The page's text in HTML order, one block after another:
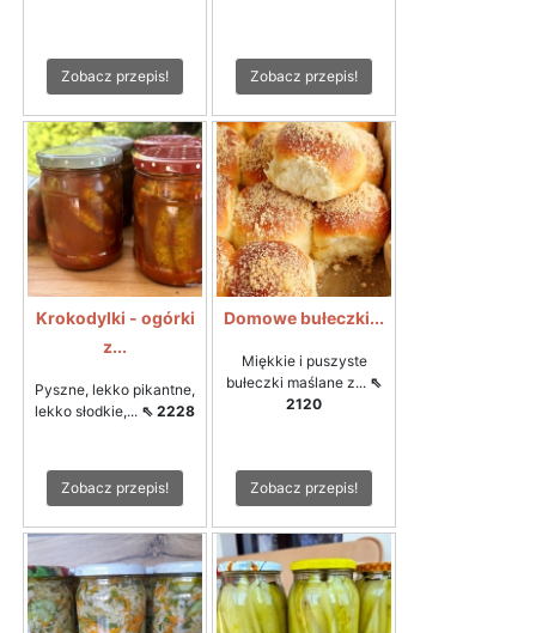
Zobacz przepis! Zobacz przepis!
Krokodylki - ogórki
z...
Pyszne, lekko pikantne,
lekko słodkie,... ⇖ 2228
Zobacz przepis!
Domowe bułeczki...
Miękkie i puszyste
bułeczki maślane z... ⇖
2120
Zobacz przepis!